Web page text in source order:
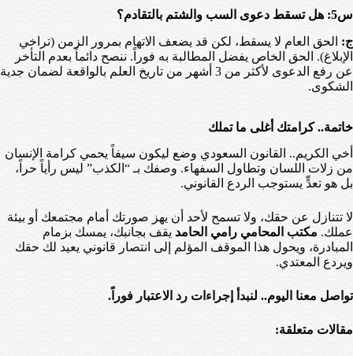
س5: هل تسقط دعوى السب والشتم بالتقادم؟
ج: الحق العام لا يسقط، لكن قد يضعف الاتهام بمرور الزمن (تراخي
الإبلاغ). الحق الخاص يفضل المطالبة به فوراً. ننصح دائماً بعدم التأخر
عن رفع الدعوى لأكثر من 3 أشهر من تاريخ العلم بالواقعة لضمان جدية
الشكوى.
خاتمة.. كرامتك أغلى ما تملك
أخي الكريم.. القانون السعودي وضع ليكون سيفاً يحمي كرامة الإنسان
من زلات اللسان وتطاول السفهاء. وصفك بـ “الكذب” ليس رأياً حراً،
بل هو تعدٍّ يستوجب الردع القانوني.
لا تتنازل عن حقك، ولا تسمح لأحد أن يهز صورتك أمام مجتمعك أو بيئة
عملك. مكتب المحامي رامي الحامد يقف بجانبك، يمسك بزمام
المبادرة، ويحول هذا الموقف المؤلم إلى انتصار قانوني يعيد لك حقك
ويردع المعتدي.
تواصل معنا اليوم.. لنبدأ إجراءات رد الاعتبار فوراً.
مقالات متعلقة: